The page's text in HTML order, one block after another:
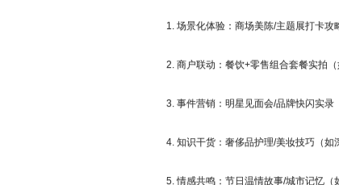
1. 场景化体验：商场美陈/主题展打卡攻
2. 商户联动：餐饮+零售组合套餐实拍（
3. 事件营销：明星见面会/品牌快闪实录
4. 知识干货：奢侈品护理/美妆技巧（如
5. 情感共鸣：节日温情故事/城市记忆（